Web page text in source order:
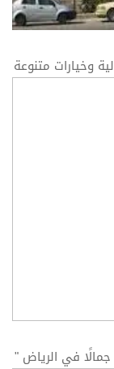
وخيارات متنوعة
جمالًا في الرياض "